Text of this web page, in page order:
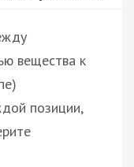
вещества к
позиции,